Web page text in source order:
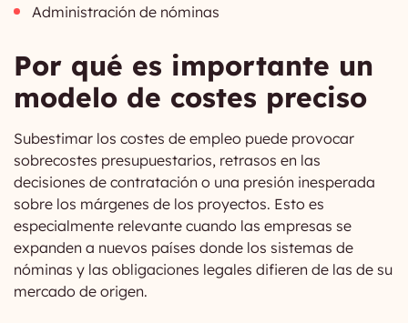
Administración de nóminas
Por qué es importante un
modelo de costes preciso
Subestimar los costes de empleo puede provocar
sobrecostes presupuestarios, retrasos en las
decisiones de contratación o una presión inesperada
sobre los márgenes de los proyectos. Esto es
especialmente relevante cuando las empresas se
expanden a nuevos países donde los sistemas de
nóminas y las obligaciones legales difieren de las de su
mercado de origen.